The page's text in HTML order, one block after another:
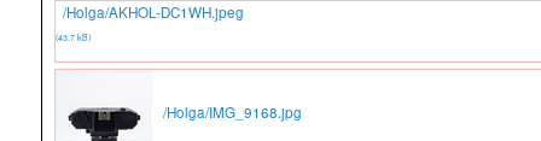
/Holga/AKHOL-DC1WH.jpeg
(43.7 kB)
/Holga/IMG_9168.jpg